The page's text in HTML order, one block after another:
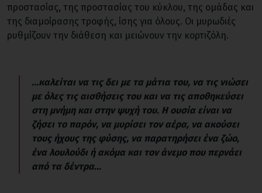
προστασίας, της προστασίας του κύκλου, της ομάδας και
της διαμοίρασης τροφής, ίσης για όλους. Οι μυρωδιές
ρυθμίζουν την διάθεση και μειώνουν την κορτιζόλη.
...καλείται να τις δει με τα μάτια του, να τις νιώσει
με όλες τις αισθήσεις του και να τις αποθηκεύσει
στη μνήμη και στην ψυχή του. Η ουσία είναι να
ζήσει το παρόν, να μυρίσει τον αέρα, να ακούσει
τους ήχους της φύσης, να παρατηρήσει ένα ζώο,
ένα λουλούδι ή ακόμα και τον άνεμο που περνάει
από τα δέντρα...